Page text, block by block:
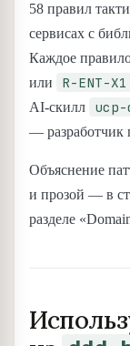
58 правил
сервисах с
Каждое
или
R-ENT-X1
AI-скилл
— разработчик
Объяснение
и прозой — в
разделе